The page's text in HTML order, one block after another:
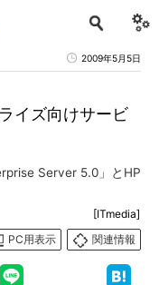
2009年5月5日
イズ向けサービ
Server 5.0」とHP
[ITmedia]
PC用表示
関連情報